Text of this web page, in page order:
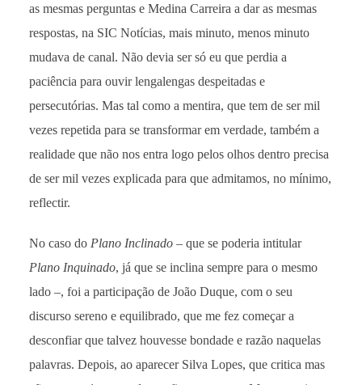
as mesmas perguntas e Medina Carreira a dar as mesmas
respostas, na SIC Notícias, mais minuto, menos minuto
mudava de canal. Não devia ser só eu que perdia a
paciência para ouvir lengalengas despeitadas e
persecutórias. Mas tal como a mentira, que tem de ser mil
vezes repetida para se transformar em verdade, também a
realidade que não nos entra logo pelos olhos dentro precisa
de ser mil vezes explicada para que admitamos, no mínimo,
reflectir.
No caso do Plano Inclinado– que se poderia intitular
Plano Inquinado, já que se inclina sempre para o mesmo
lado –, foi a participação de João Duque, com o seu
discurso sereno e equilibrado, que me fez começar a
desconfiar que talvez houvesse bondade e razão naquelas
palavras. Depois, ao aparecer Silva Lopes, que critica mas